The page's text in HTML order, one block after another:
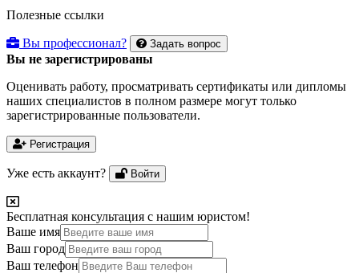
Полезные ссылки
Вы профессионал? Задать вопрос
Вы не зарегистрированы
Оценивать работу, просматривать сертификаты или дипломы
наших специалистов в полном размере могут только
зарегистрированные пользователи.
Регистрация
Уже есть аккаунт? Войти
Бесплатная консультация с нашим юристом!
Ваше имя
Ваш город
Ваш телефон